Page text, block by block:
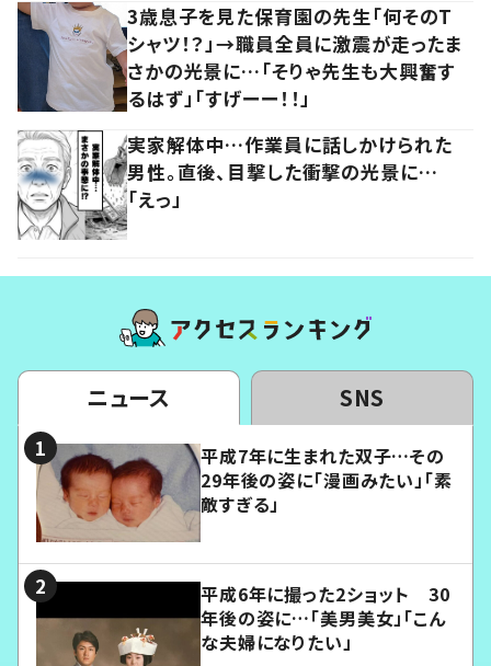
3歳息子を見た保育園の先生「何そのT
シャツ！？」→職員全員に激震が走ったま
さかの光景に…「そりゃ先生も大興奮す
るはず」「すげーー！！」
実家解体中…作業員に話しかけられた
男性。直後、目撃した衝撃の光景に…
「えっ」
ニュース SNS
平成7年に生まれた双子…その
29年後の姿に「漫画みたい」「素
敵すぎる」
平成6年に撮った2ショット 30
年後の姿に…「美男美女」「こん
な夫婦になりたい」